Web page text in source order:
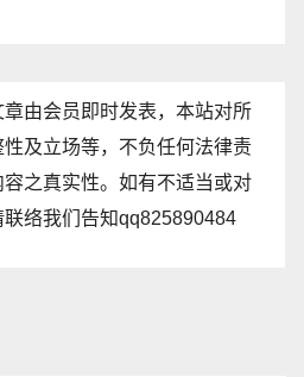
由会员即时发表，本站对所
及立场等，不负任何法律责
之真实性。如有不适当或对
络我们告知qq825890484